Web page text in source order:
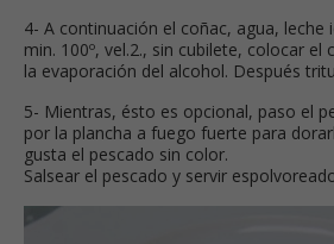
4- A continuación el coñac, agua, leche
min. 100º, vel.2., sin cubilete, colocar
la evaporación del alcohol. Después
5- Mientras, ésto es opcional, paso el
por la plancha a fuego fuerte para
gusta el pescado sin color.
Salsear el pescado y servir